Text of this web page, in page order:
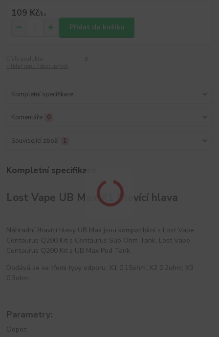
109 Kč/ks
Přidat do košíku
Kompletní specifikace
Komentáře 0
Související zboží 1
Kompletní specifikace
Lost Vape UB Max X1 žhavící hlava
Náhradní žhavící hlavy UB Max jsou kompatibilní s Lost Vape
Centaurus Q200 Kit s Centaurus Sub Ohm Tank, Lost Vape
Centaurus Q200 Kit s UB Max Pod Tank.
Dodává se se třemi typy odporu: X1 0,15ohm; X2 0,2ohm; X3
0,3ohm.
Parametry:
Odpor: